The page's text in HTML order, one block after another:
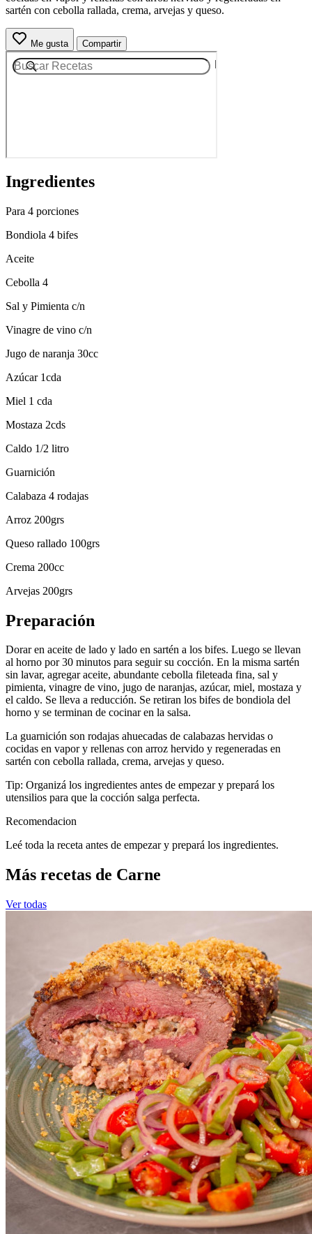
sartén con cebolla rallada, crema, arvejas y queso.
Me gusta Compartir
Ingredientes
Para 4 porciones
Bondiola 4 bifes
Aceite
Cebolla 4
Sal y Pimienta c/n
Vinagre de vino c/n
Jugo de naranja 30cc
Azúcar 1cda
Miel 1 cda
Mostaza 2cds
Caldo 1/2 litro
Guarnición
Calabaza 4 rodajas
Arroz 200grs
Queso rallado 100grs
Crema 200cc
Arvejas 200grs
Preparación
Dorar en aceite de lado y lado en sartén a los bifes. Luego se llevan
al horno por 30 minutos para seguir su cocción. En la misma sartén
sin lavar, agregar aceite, abundante cebolla fileteada fina, sal y
pimienta, vinagre de vino, jugo de naranjas, azúcar, miel, mostaza y
el caldo. Se lleva a reducción. Se retiran los bifes de bondiola del
horno y se terminan de cocinar en la salsa.
La guarnición son rodajas ahuecadas de calabazas hervidas o
cocidas en vapor y rellenas con arroz hervido y regeneradas en
sartén con cebolla rallada, crema, arvejas y queso.
Tip: Organizá los ingredientes antes de empezar y prepará los
utensilios para que la cocción salga perfecta.
Recomendacion
Leé toda la receta antes de empezar y prepará los ingredientes.
Más recetas de Carne
Ver todas